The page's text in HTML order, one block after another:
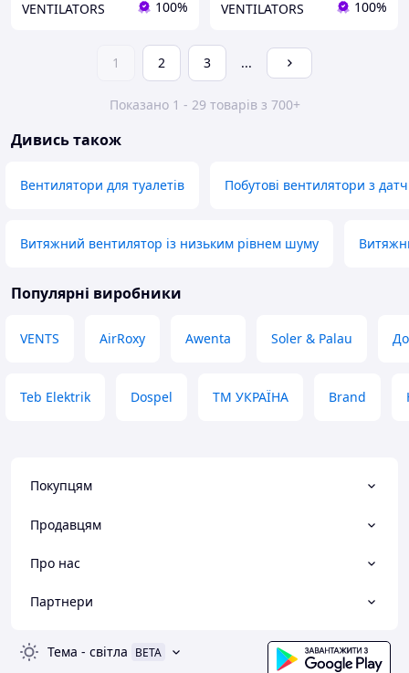
VENTILATORS 100% VENTILATORS 100%
1 2 3 ...
Показано 1 - 29 товарів з 700+
Дивись також
Вентилятори для туалетів Побутові вентилятори з
Витяжний вентилятор із низьким рівнем шуму
Популярні виробники
VENTS AirRoxy Awenta Soler & Palau
Teb Elektrik Dospel ТМ УКРАЇНА Brand
Покупцям
Продавцям
Про нас
Партнери
Тема - світла BETA